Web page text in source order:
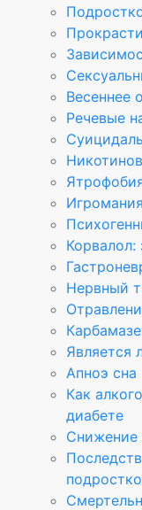
Весеннее
Речевые
Игромания
Корвалол:
Нервный
Является
Апноэ сна
Как
диабете
Снижение